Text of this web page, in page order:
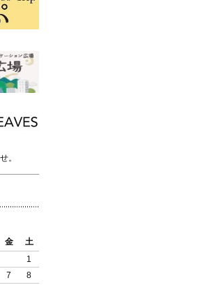
。
金
土
1
7
8